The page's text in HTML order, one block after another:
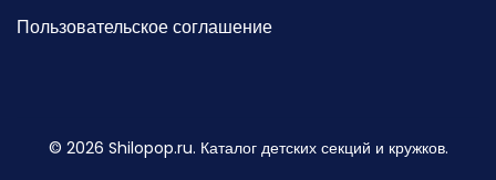
Пользовательское соглашение
© 2026 Shilopop.ru. Каталог детских секций и кружков.